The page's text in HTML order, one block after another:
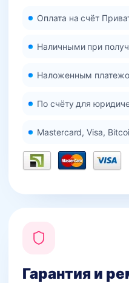
Оплата на счёт
Наличными при
Наложенным
По счёту для
Mastercard, Visa,
Гарантия и